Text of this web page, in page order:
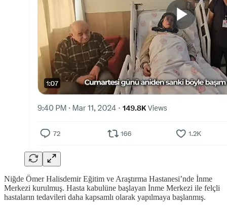
Niğde Ömer Halisdemir Eğitim ve Araştırma Hastanesi’nde İnme
Merkezi kurulmuş. Hasta kabulüne başlayan İnme Merkezi ile felçli
hastaların tedavileri daha kapsamlı olarak yapılmaya başlanmış.